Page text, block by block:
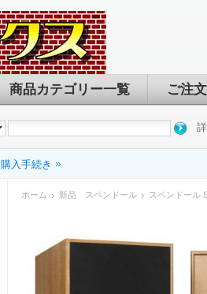
商品カテゴリー一覧 ご注
購入手続き
ホーム 新品 スペンドール スペンドール